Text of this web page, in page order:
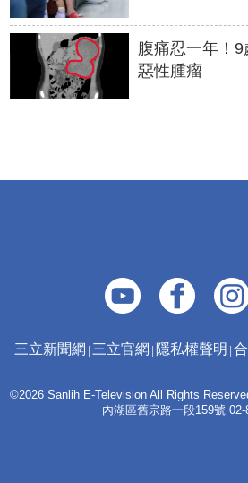
腹痛忍一年！
惡性腫瘤
三立新聞網 三立官網 隱私權聲明
©2026 Sanlih E-Television All Rights
內湖區舊宗路一段159號 02-